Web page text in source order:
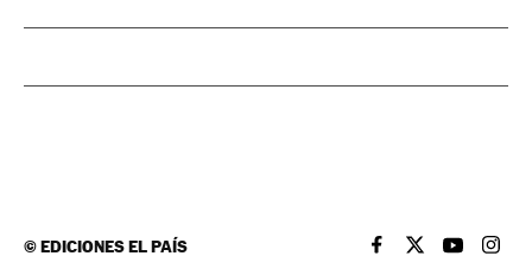
©EDICIONES EL PAÍS